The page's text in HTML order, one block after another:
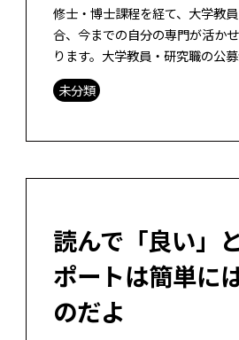
修士・博士課程を経て、大学教
合、今までの自分の専門が活か
ります。大学教員・研究職の公
の、1人の枠に対して100名とか
します。その数百倍という競争
未分類
読んで「良い」
ポートは簡単に
のだよ